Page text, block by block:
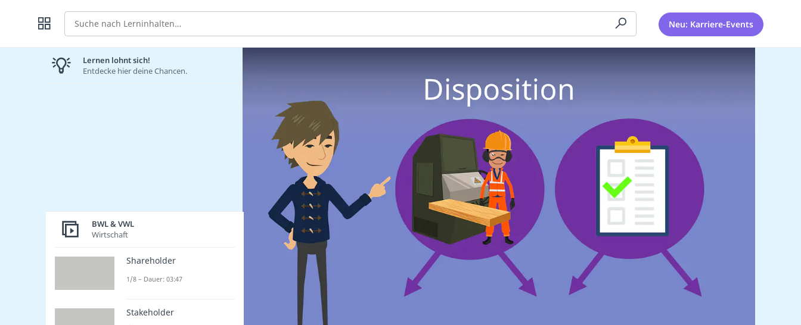
Suche Neu: Karriere-Events
Lernen lohnt sich!
Entdecke hier deine Chancen.
BWL & VWL
Wirtschaft
Shareholder
1/8 – Dauer: 03:47
Stakeholder